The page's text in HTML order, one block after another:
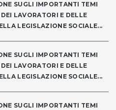
SUGLI IMPORTANTI TEMI
LAVORATORI E DELLE
LEGISLAZIONE SOCIALE...
SUGLI IMPORTANTI TEMI
LAVORATORI E DELLE
LEGISLAZIONE SOCIALE...
SUGLI IMPORTANTI TEMI